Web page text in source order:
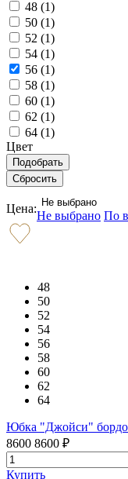
48 (1)
50 (1)
52 (1)
54 (1)
56 (1)
58 (1)
60 (1)
62 (1)
64 (1)
Цвет
Цена: Не выбрано
Не выбрано По
48
50
52
54
56
58
60
62
64
Юбка "Джойси"
8600 8600 ₽
Купить